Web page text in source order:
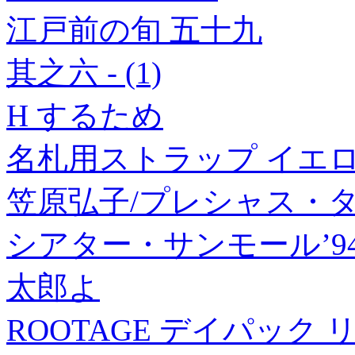
江戸前の旬 五十九
其之六 - (1)
H するため
名札用ストラップ イエ
笠原弘子/プレシャス・
シアター・サンモール
太郎よ
ROOTAGE デイパック